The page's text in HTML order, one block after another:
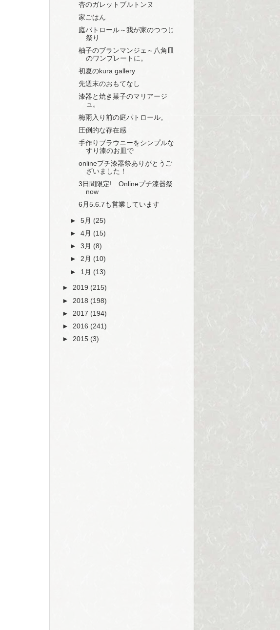
杏のガレットブルトンヌ
家ごはん
庭パトロール～我が家のつつじ
祭り
柚子のブランマンジェ～八角皿
のワンプレートに。
初夏のkura gallery
先週末のおもてなし
漆器と焼き菓子のマリアージ
ュ。
梅雨入り前の庭パトロール。
圧倒的な存在感
手作りブラウニーをシンプルな
すり漆のお皿で
onlineプチ漆器祭ありがとうご
ざいました！
3日間限定! Onlineプチ漆器祭
now
6月5.6.7も営業しています
►5月(25)
►4月 (15)
►3月 (8)
►2月 (10)
► 1月 (13)
► 2019 (215)
► 2018 (198)
► 2017 (194)
► 2016 (241)
► 2015 (3)